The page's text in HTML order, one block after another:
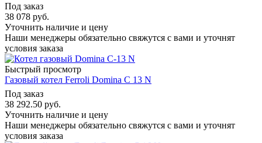
Под заказ
38 078 руб.
Уточнить наличие и цену
Наши менеджеры обязательно свяжутся с вами и уточнят
условия заказа
Быстрый просмотр
Газовый котел Ferroli Domina C 13 N
Под заказ
38 292.50 руб.
Уточнить наличие и цену
Наши менеджеры обязательно свяжутся с вами и уточнят
условия заказа